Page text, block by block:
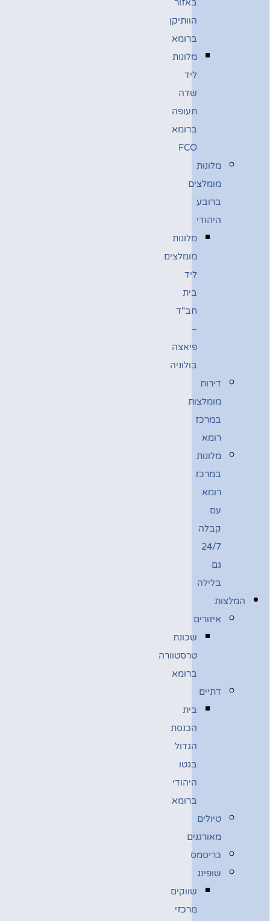
באזור
הוותיקן
ברומא
מלונות
ליד
שדה
תעופה
ברומא
FCO
מלונות
מומלצים
ברובע
היהודי
מלונות
מומלצים
ליד
בית
חב"ד
–
פיאצה
בולוניה
דירות
מומלצות
במרכז
רומא
מלונות
במרכז
רומא
עם
קבלה
24/7
גם
בלילה
המלצות
איזורים
שכונת
טרסטוורה
ברומא
דתיים
בית
הכנסת
הגדול
בגטו
היהודי
ברומא
טיולים
מאורגנים
כריסמס
שופינג
שווקים
מרכזי